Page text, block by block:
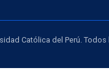
Católica del Perú.